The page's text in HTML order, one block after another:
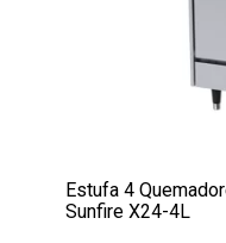
Estufa 4
Sunfire X24-4L